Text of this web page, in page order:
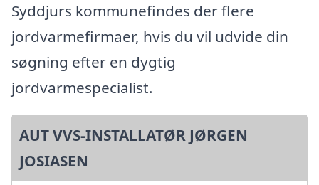
Syddjurs kommunefindes der flere
jordvarmefirmaer, hvis du vil udvide din
søgning efter en dygtig
jordvarmespecialist.
AUT VVS-INSTALLATØR JØRGEN
JOSIASEN